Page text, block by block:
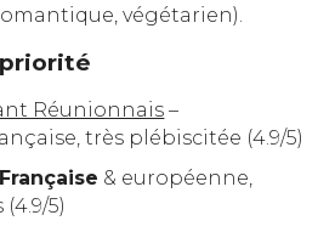
végétarien).
Réunionnais –
très plébiscitée (4.9/5)
Française & européenne,
5)